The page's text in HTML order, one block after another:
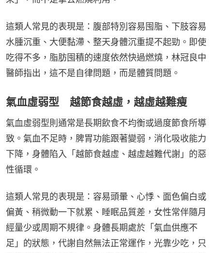
這類人常見的表現是：腹部特別容易囤脂、下肢容易
水腫沉重、大便黏滯、整天身體沉重提不起勁。即使
吃得不多，脂肪囤積的速度依然快過燃燒，林冠良中
醫師指出，這不是自律問題，而是體質問題。
氣血虛弱型 越節食越虛，越虛越難瘦
氣血虛弱型則通常是長期飲食不均衡或過度節食所導
致。氣血不足時，脾胃功能跟著變弱，消化吸收能力
下降，身體陷入「越節食越虛、越虛越難代謝」的惡
性循環。
這類人常見的表現是：容易頭暈、心悸、面色偏白或
偏黃、稍微動一下就累、睡眠品質差，女性常伴隨月
經量少或周期不規律。身體長期處於「氣血供應不
足」的狀態，代謝自然無法正常運作，光靠少吃，只